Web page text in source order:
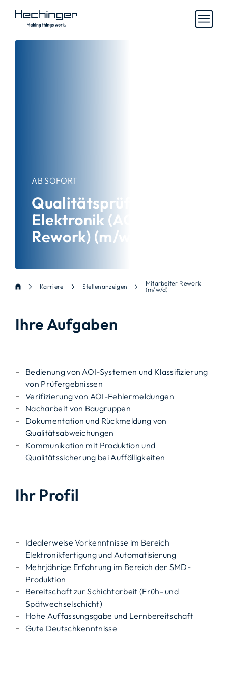
AB SOFORT
Qualitätsprüfer
Elektronik (AOI /
Rework) (m/w/d)
Karriere Stellenanzeigen
Mitarbeiter Rework
(m/w/d)
Ihre Aufgaben
Bedienung von AOI-Systemen und Klassifizierung
von Prüfergebnissen
Verifizierung von AOI-Fehlermeldungen
Nacharbeit von Baugruppen
Dokumentation und Rückmeldung von
Qualitätsabweichungen
Kommunikation mit Produktion und
Qualitätssicherung bei Auffälligkeiten
Ihr Profil
Idealerweise Vorkenntnisse im Bereich
Elektronikfertigung und Automatisierung
Mehrjährige Erfahrung im Bereich der SMD-
Produktion
Bereitschaft zur Schichtarbeit (Früh- und
Spätwechselschicht)
Hohe Auffassungsgabe und Lernbereitschaft
Gute Deutschkenntnisse